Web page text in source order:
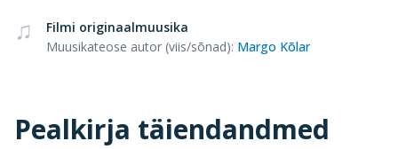
Filmi originaalmuusika
Muusikateose autor (viis/sõnad): Margo Kõlar
Pealkirja täiendandmed